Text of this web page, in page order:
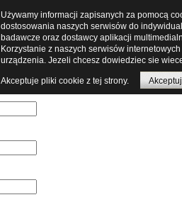
Używamy informacji zapisanych za pomocą
dostosowania naszych serwisów do
badawcze oraz dostawcy aplikacji
Korzystanie z naszych serwisów
urządzenia. Jezeli chcesz dowiedziec sie
Akceptuje pliki cookie z tej strony. Akceptuj